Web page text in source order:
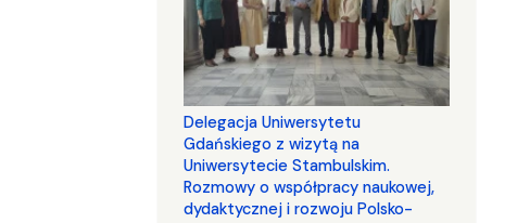
Delegacja Uniwersytetu
Gdańskiego z wizytą na
Uniwersytecie Stambulskim.
Rozmowy o współpracy naukowej,
dydaktycznej i rozwoju Polsko-